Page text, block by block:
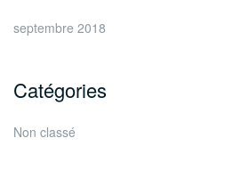
septembre 2018
Catégories
Non classé